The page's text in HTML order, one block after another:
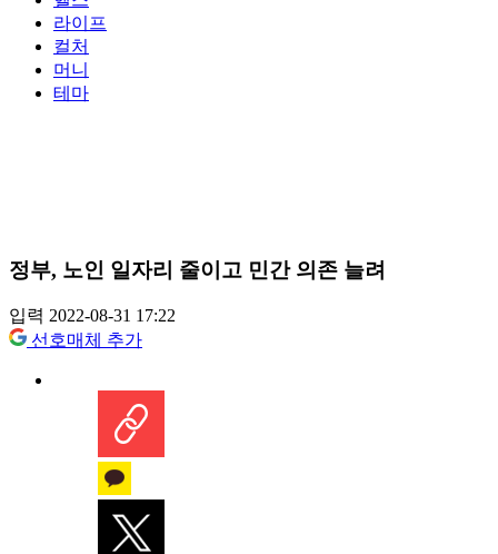
라이프
컬처
머니
테마
정부, 노인 일자리 줄이고 민간 의존 늘려
입력 2022-08-31 17:22
선호매체 추가